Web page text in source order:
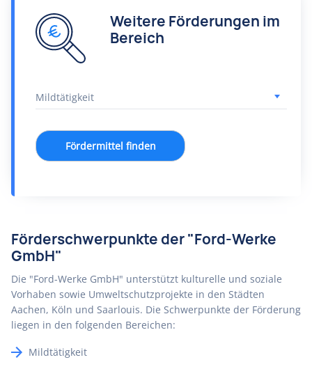
Weitere Förderungen im
Bereich
Fördermittel finden
Förderschwerpunkte der "Ford-Werke
GmbH"
Die "Ford-Werke GmbH" unterstützt kulturelle und soziale
Vorhaben sowie Umweltschutzprojekte in den Städten
Aachen, Köln und Saarlouis. Die Schwerpunkte der Förderung
liegen in den folgenden Bereichen:
Mildtätigkeit